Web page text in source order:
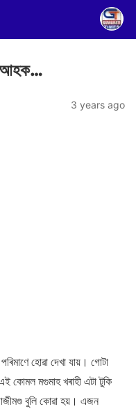
আহক…
3 years ago
হোৱা দেখা যায়। গোটা
কোমল মগুমাহ খৰাহী এটা টুকি
বুলি কোৱা হয়। এজন